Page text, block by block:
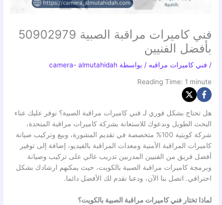
فني كاميرات مراقبة الصبية 50902979
بأفضل الفنيين
/ فني كاميرات مراقبه / بواسطة camera- almutahidah
Reading Time: 1 minute
هل تحتاج بشكل فوري لـ فني كاميرات مراقبة الصبية؟ نوفر عليك عناء
البحث الطويل وندعوك للاستعانة بشركة كاميرات مراقبة المتحدة،
شركة كويتية 100% متخصصة في تقديم المشورة، وبيع وتركيب صيانة
كاميرات المراقبة الأمنية ومعدات المراقبة بالفيديو، إضافة إلى توفير
أفضل فريق من الفنيين المدربين تدريب عالي على تركيب وصيانة
وبرمجة كاميرات مراقبة الصبية بالكويت، حيث يمكنهم ارشادك بشكل
احترافي. اتصل بنا الآن، ودعنا نقدم لك الأفضل دائما.
لماذا تختار فني كاميرات مراقبة الصبية بالكويت؟